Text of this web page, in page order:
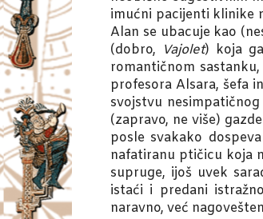
imućni pacijenti klinike
Alan se ubacuje kao
(dobro, Vajolet) koja
romantičnom
profesora Alsara, šefa
svojstvu
(zapravo, ne više)
posle svakako
nafatiranu ptičicu koja
supruge, ijoš uvek
istaći i predani
naravno, već